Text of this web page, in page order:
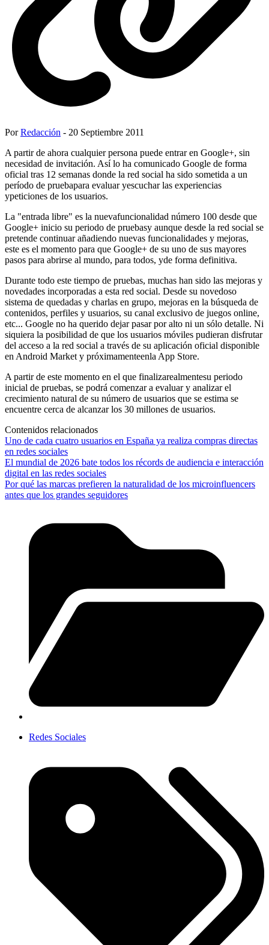
PorRedacción - 20 Septiembre 2011
A partir de ahora cualquier persona puede entrar en Google+, sin
necesidad de invitación. Así lo ha comunicado Google de forma
oficial tras 12 semanas donde la red social ha sido sometida a un
período de pruebapara evaluar yescuchar las experiencias
ypeticiones de los usuarios.
La "entrada libre" es la nuevafuncionalidad número 100 desde que
Google+ inicio su periodo de pruebasy aunque desde la red social se
pretende continuar añadiendo nuevas funcionalidades y mejoras,
este es el momento para que Google+ de su uno de sus mayores
pasos para abrirse al mundo, para todos, yde forma definitiva.
Durante todo este tiempo de pruebas, muchas han sido las mejoras y
novedades incorporadas a esta red social. Desde su novedoso
sistema de quedadas y charlas en grupo, mejoras en la búsqueda de
contenidos, perfiles y usuarios, su canal exclusivo de juegos online,
etc... Google no ha querido dejar pasar por alto ni un sólo detalle. Ni
siquiera la posibilidad de que los usuarios móviles pudieran disfrutar
del acceso a la red social a través de su aplicación oficial disponible
en Android Market y próximamenteenla App Store.
A partir de este momento en el que finalizarealmentesu periodo
inicial de pruebas, se podrá comenzar a evaluar y analizar el
crecimiento natural de su número de usuarios que se estima se
encuentre cerca de alcanzar los 30 millones de usuarios.
Contenidos relacionados
Uno de cada cuatro usuarios en España ya realiza compras directas
en redes sociales
El mundial de 2026 bate todos los récords de audiencia e interacción
digital en las redes sociales
Por qué las marcas prefieren la naturalidad de los microinfluencers
antes que los grandes seguidores
Redes Sociales